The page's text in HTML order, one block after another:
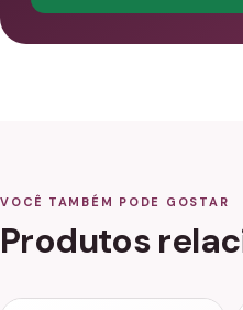
VOCÊ TAMBÉM PODE GOSTAR
Produtos